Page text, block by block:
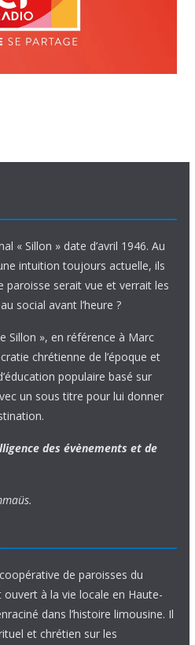
« Sillon » date d’avril 1946. Au
intuition toujours actuelle, ils
paroisse serait vue et verrait les
social avant l’heure ?
Sillon », en référence à Marc
chrétienne de l’époque et
populaire basé sur
un sous titre pour lui donner
des évènements et de
de paroisses du
à la vie locale en Haute-
dans l’histoire limousine. Il
et chrétien sur les